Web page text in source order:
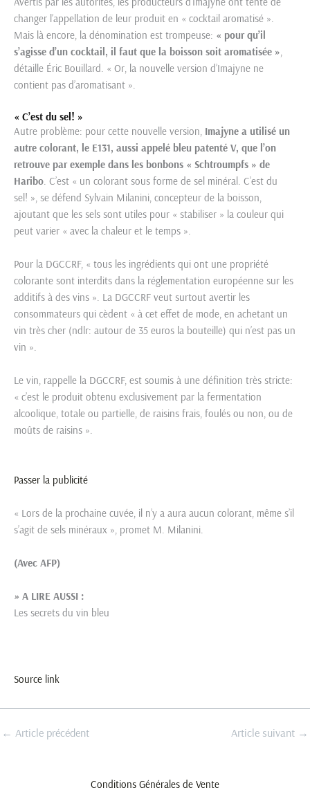
changer l’appellation de leur produit en « cocktail aromatisé ».
Mais là encore, la dénomination est trompeuse: « pour qu’il
s’agisse d’un cocktail, il faut que la boisson soit aromatisée »,
détaille Éric Bouillard. « Or, la nouvelle version d’Imajyne ne
contient pas d’aromatisant ».
« C’est du sel! »
Autre problème: pour cette nouvelle version, Imajyne a utilisé un
autre colorant, le E131, aussi appelé bleu patenté V, que l’on
retrouve par exemple dans les bonbons « Schtroumpfs » de
Haribo. C’est « un colorant sous forme de sel minéral. C’est du
sel! », se défend Sylvain Milanini, concepteur de la boisson,
ajoutant que les sels sont utiles pour « stabiliser » la couleur qui
peut varier « avec la chaleur et le temps ».
Pour la DGCCRF, « tous les ingrédients qui ont une propriété
colorante sont interdits dans la réglementation européenne sur les
additifs à des vins ». La DGCCRF veut surtout avertir les
consommateurs qui cèdent « à cet effet de mode, en achetant un
vin très cher (ndlr: autour de 35 euros la bouteille) qui n’est pas un
vin ».
Le vin, rappelle la DGCCRF, est soumis à une définition très stricte:
« c’est le produit obtenu exclusivement par la fermentation
alcoolique, totale ou partielle, de raisins frais, foulés ou non, ou de
moûts de raisins ».
Passer la publicité
« Lors de la prochaine cuvée, il n’y a aura aucun colorant, même s’il
s’agit de sels minéraux », promet M. Milanini.
(Avec AFP)
» A LIRE AUSSI :
Les secrets du vin bleu
Source link
← Article précédent Article suivant →
Conditions Générales de Vente